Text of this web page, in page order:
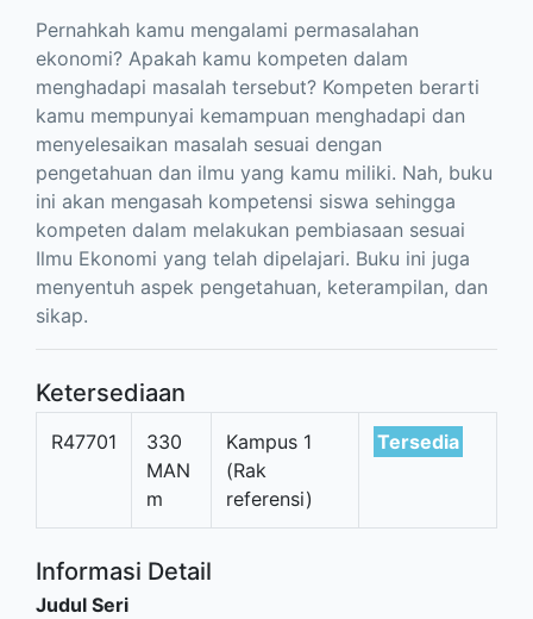
Pernahkah kamu mengalami permasalahan
ekonomi? Apakah kamu kompeten dalam
menghadapi masalah tersebut? Kompeten berarti
kamu mempunyai kemampuan menghadapi dan
menyelesaikan masalah sesuai dengan
pengetahuan dan ilmu yang kamu miliki. Nah, buku
ini akan mengasah kompetensi siswa sehingga
kompeten dalam melakukan pembiasaan sesuai
Ilmu Ekonomi yang telah dipelajari. Buku ini juga
menyentuh aspek pengetahuan, keterampilan, dan
sikap.
Ketersediaan
R47701
330
MAN
m
Kampus 1
(Rak
referensi)
Tersedia
Informasi Detail
Judul Seri